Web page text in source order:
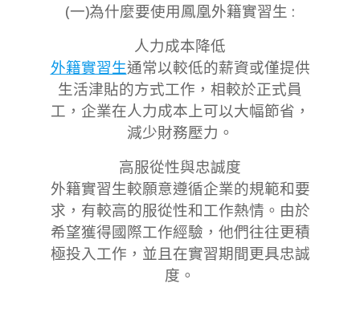
(一)為什麼要使用鳳凰外籍實習生 :
⼈⼒成本降低
外籍實習⽣通常以較低的薪資或僅提供
⽣活津貼的⽅式⼯作，相較於正式員
⼯，企業在⼈⼒成本上可以⼤幅節省，
減少財務壓⼒。
⾼服從性與忠誠度
外籍實習⽣較願意遵循企業的規範和要
求，有較高的服從性和⼯作熱情。由於
希望獲得國際⼯作經驗，他們往往更積
極投⼊⼯作，並且在實習期間更具忠誠
度。